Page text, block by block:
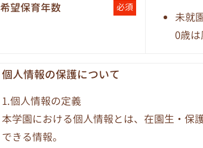
希望保育年数 必須
未就
0歳は
個人情報の保護について
1.個人情報の定義
本学園における個人情報とは、在園生・保
できる情報。